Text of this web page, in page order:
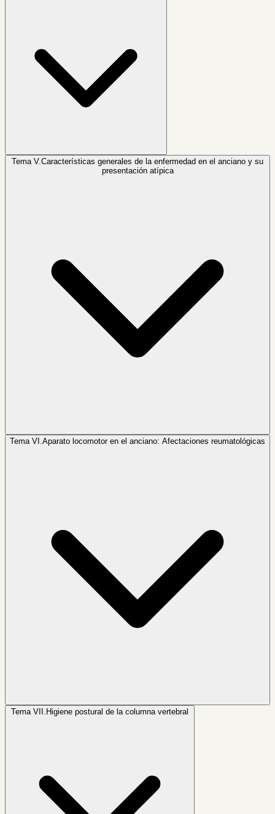
Tema V.Características generales de la enfermedad en el anciano y su
presentación atípica
Tema VI.Aparato locomotor en el anciano: Afectaciones reumatológicas
Tema VII.